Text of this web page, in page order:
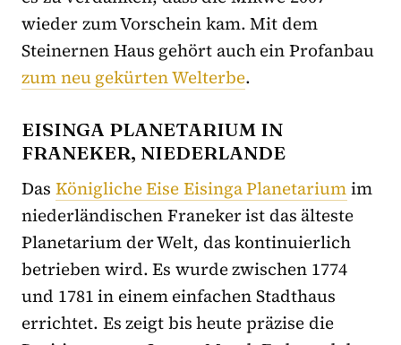
wieder zum Vorschein kam. Mit dem
Steinernen Haus gehört auch ein Profanbau
zum neu gekürten Welterbe.
EISINGA PLANETARIUM IN
FRANEKER, NIEDERLANDE
Das Königliche Eise Eisinga Planetariumim
niederländischen Franeker ist das älteste
Planetarium der Welt, das kontinuierlich
betrieben wird. Es wurde zwischen 1774
und 1781 in einem einfachen Stadthaus
errichtet. Es zeigt bis heute präzise die